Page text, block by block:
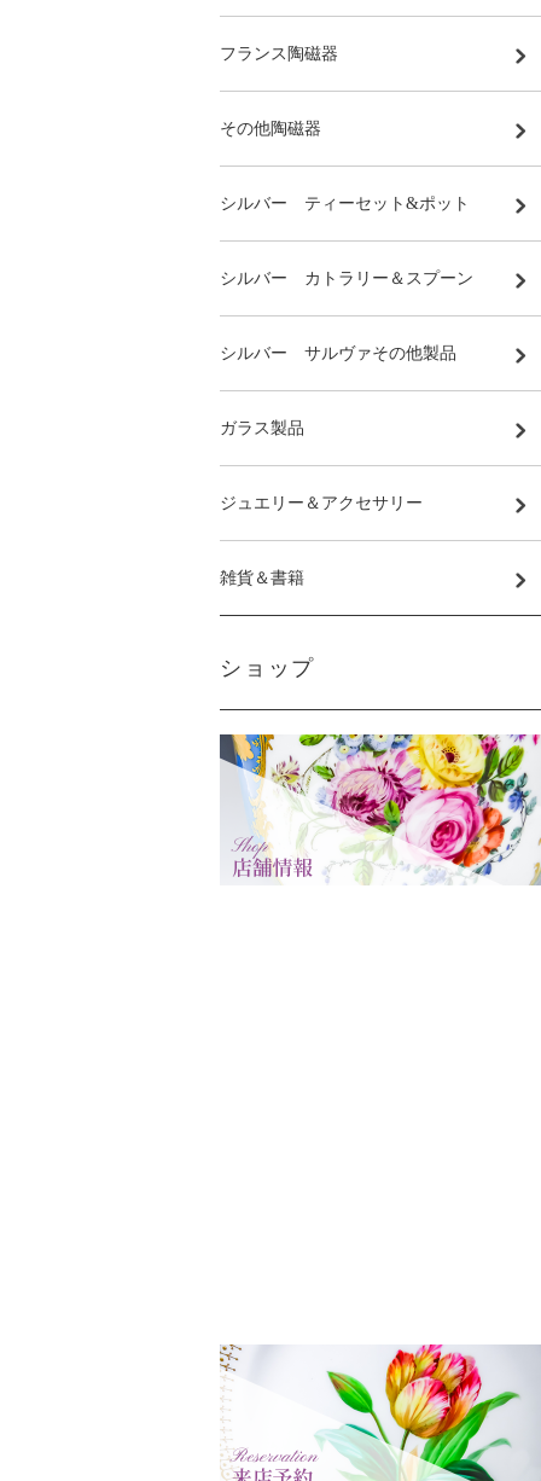
フランス陶磁器
その他陶磁器
シルバー ティーセット&ポット
シルバー カトラリー＆スプーン
シルバー サルヴァその他製品
ガラス製品
ジュエリー＆アクセサリー
雑貨＆書籍
ショップ